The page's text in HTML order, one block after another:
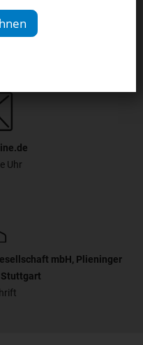
242
8:00 - 12:00 Uhr
Uhr
mbH, Plieninger
Stuttgart